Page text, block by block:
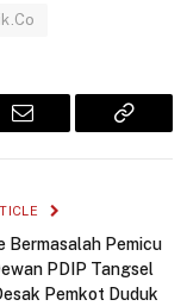
Email
Copy
Bermasalah Pemicu
PDIP Tangsel
Pemkot Duduk